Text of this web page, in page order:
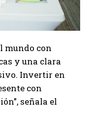
mundo con
y una clara
Invertir en
con
señala el